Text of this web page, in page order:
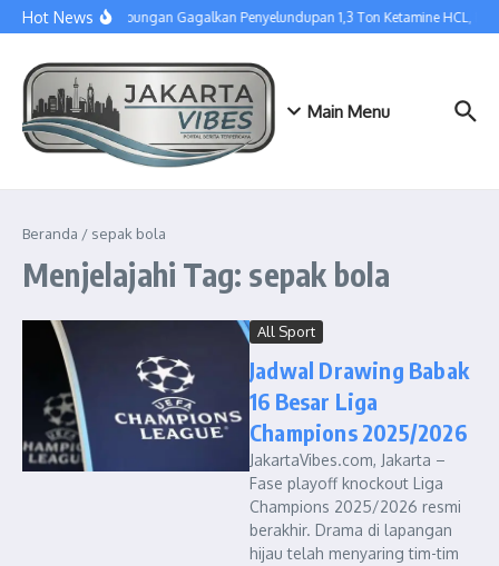
Lewati ke konten
Hot NewsTim Gabungan Gagalkan Penyelundupan 1,3 Ton Ketamine HCL,
Main Menu
Beranda / sepak bola
Menjelajahi Tag: sepak bola
All Sport
Jadwal Drawing Babak
16 Besar Liga
Champions 2025/2026
JakartaVibes.com, Jakarta –
Fase playoff knockout Liga
Champions 2025/2026 resmi
berakhir. Drama di lapangan
hijau telah menyaring tim-tim